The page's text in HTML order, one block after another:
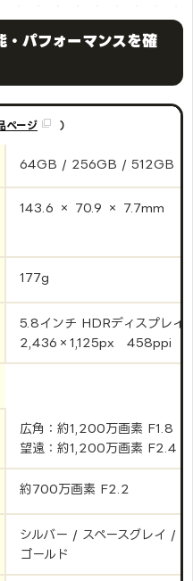
パフォーマンスを確
ページ ）
64GB / 256GB / 512GB
143.6 × 70.9 × 7.7mm
177g
5.8インチ HDRディスプレイ
2,436×1,125px 458ppi
広角：約1,200万画素 F1.8
望遠：約1,200万画素 F2.4
約700万画素 F2.2
シルバー / スペースグレイ /
ゴールド